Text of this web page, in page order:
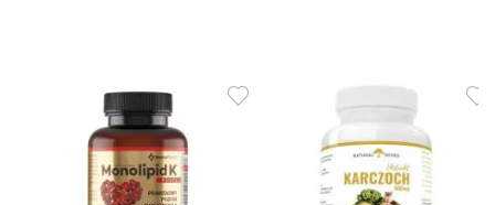
Dodaj do ulubionych Dodaj do ulubionych